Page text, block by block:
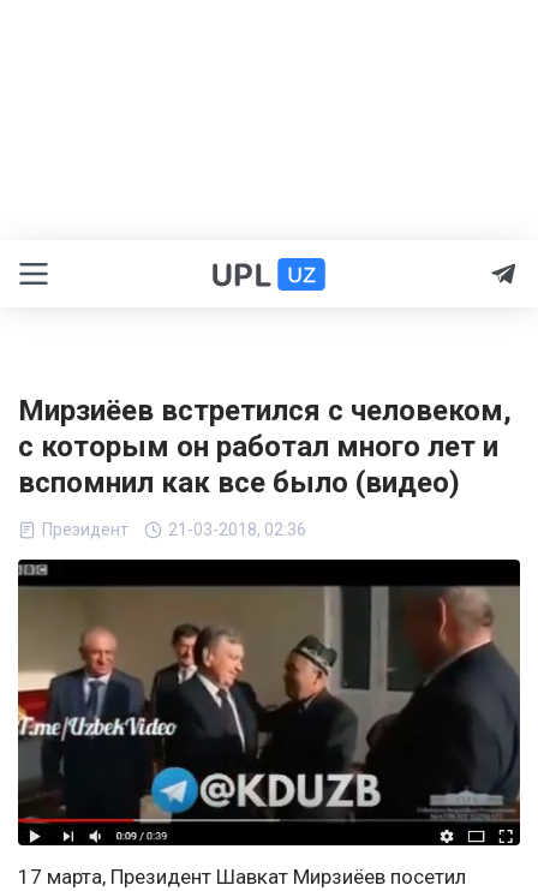
Мирзиёев встретился с человеком,
с которым он работал много лет и
вспомнил как все было (видео)
Президент 21-03-2018, 02:36
17 марта, Президент Шавкат Мирзиёев посетил